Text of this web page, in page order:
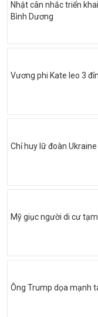
Nhật cân nhắc triển
Bình Dương
Vương phi Kate leo 3
Chỉ huy lữ đoàn
Mỹ giục người di cư
Ông Trump dọa mạnh